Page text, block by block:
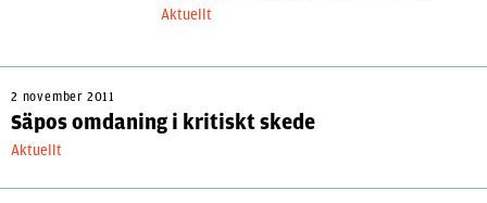
Aktuellt
2 november 2011
Säpos omdaning i kritiskt skede
Aktuellt